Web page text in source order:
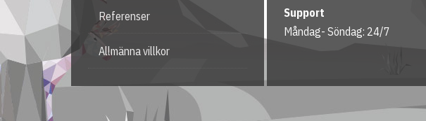
Referenser
Allmänna villkor
Support
Måndag- Söndag: 24/7